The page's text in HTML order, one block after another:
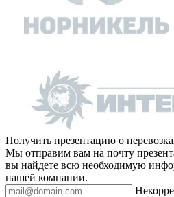
Получить презентацию о
Мы отправим вам на почту
вы найдете всю необходимую
нашей компании.